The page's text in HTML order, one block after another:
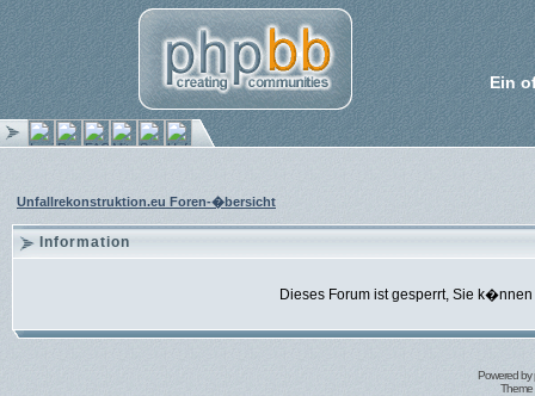
Ein
Unfallrekonstruktion.eu Foren-�bersicht
Information
Dieses Forum ist gesperrt, Sie
Powered by
Theme